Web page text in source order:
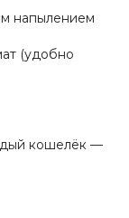
напылением
(удобно
кошелёк —